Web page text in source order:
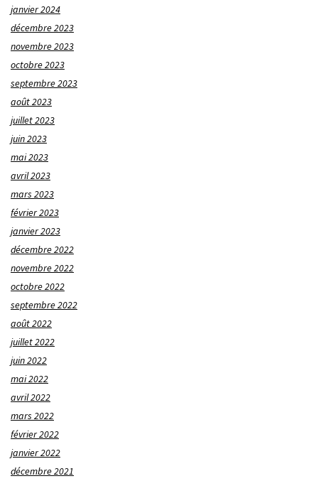
janvier 2024
décembre 2023
novembre 2023
octobre 2023
septembre 2023
août 2023
juillet 2023
juin 2023
mai 2023
avril 2023
mars 2023
février 2023
janvier 2023
décembre 2022
novembre 2022
octobre 2022
septembre 2022
août 2022
juillet 2022
juin 2022
mai 2022
avril 2022
mars 2022
février 2022
janvier 2022
décembre 2021